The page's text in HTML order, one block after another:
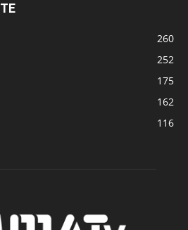
260
252
175
162
116